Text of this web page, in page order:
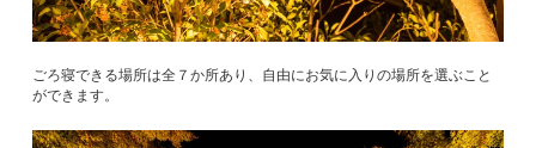
ごろ寝できる場所は全７か所あり、自由にお気に入りの場所を選ぶこと
ができます。